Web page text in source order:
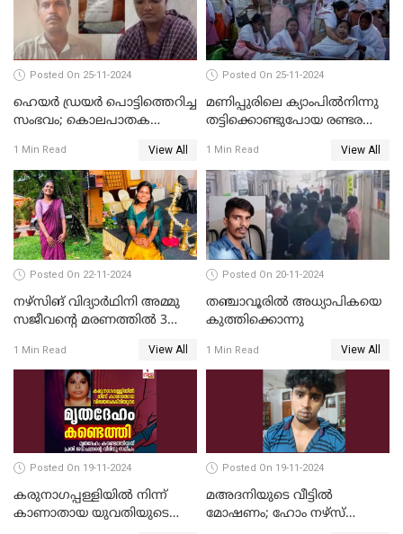
അരുംകൊലയിൽ യുവാവും
യുവതിയും പിടിയിൽ
Posted On 25-11-2024
ഹെയര്‍ ഡ്രയര്‍ പൊട്ടിത്തെറിച്ച
സംഭവം; കൊലപാതക
ചെയ്തു
1 Min Read View All
Posted On 25-11-2024
മണിപ്പുരിലെ ക്യാംപില്‍നിന്നു
തട്ടിക്കൊണ്ടുപോയ രണ്ടര
പീഡനത്തിനിരയായി
1 Min Read View All
Posted On 22-11-2024
നഴ്സിങ് വിദ്യാര്‍ഥിനി അമ്മു
സജീവന്റെ മരണത്തില്‍ 3
രേഖപ്പെടുത്തി
1 Min Read View All
Posted On 20-11-2024
തഞ്ചാവൂരില്‍ അധ്യാപികയെ
കുത്തിക്കൊന്നു
1 Min Read View All
Posted On 19-11-2024
കരുനാഗപ്പള്ളിയില്‍ നിന്ന്
കാണാതായ യുവതിയുടെ
Posted On 19-11-2024
മഅദനിയുടെ വീട്ടിൽ
മോഷണം; ഹോം നഴ്‌സ്